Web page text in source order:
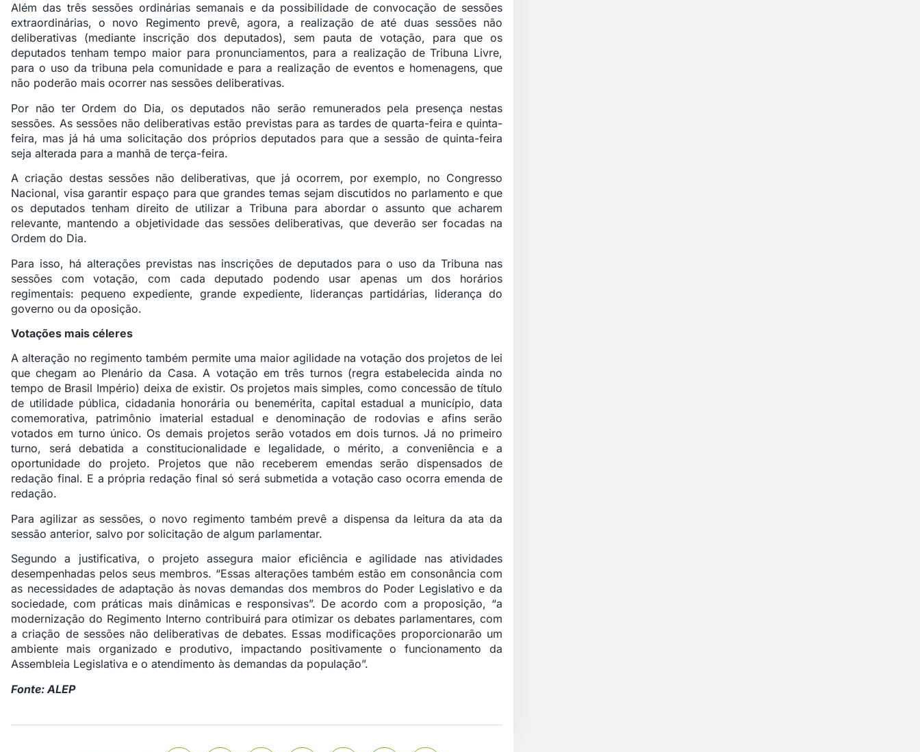
Além das três sessões ordinárias semanais e da possibilidade de convocação de sessões
extraordinárias, o novo Regimento prevê, agora, a realização de até duas sessões não
deliberativas (mediante inscrição dos deputados), sem pauta de votação, para que os
deputados tenham tempo maior para pronunciamentos, para a realização de Tribuna Livre,
para o uso da tribuna pela comunidade e para a realização de eventos e homenagens, que
não poderão mais ocorrer nas sessões deliberativas.
Por não ter Ordem do Dia, os deputados não serão remunerados pela presença nestas
sessões. As sessões não deliberativas estão previstas para as tardes de quarta-feira e quinta-
feira, mas já há uma solicitação dos próprios deputados para que a sessão de quinta-feira
seja alterada para a manhã de terça-feira.
A criação destas sessões não deliberativas, que já ocorrem, por exemplo, no Congresso
Nacional, visa garantir espaço para que grandes temas sejam discutidos no parlamento e que
os deputados tenham direito de utilizar a Tribuna para abordar o assunto que acharem
relevante, mantendo a objetividade das sessões deliberativas, que deverão ser focadas na
Ordem do Dia.
Para isso, há alterações previstas nas inscrições de deputados para o uso da Tribuna nas
sessões com votação, com cada deputado podendo usar apenas um dos horários
regimentais: pequeno expediente, grande expediente, lideranças partidárias, liderança do
governo ou da oposição.
Votações mais céleres
A alteração no regimento também permite uma maior agilidade na votação dos projetos de lei
que chegam ao Plenário da Casa. A votação em três turnos (regra estabelecida ainda no
tempo de Brasil Império) deixa de existir. Os projetos mais simples, como concessão de título
de utilidade pública, cidadania honorária ou benemérita, capital estadual a município, data
comemorativa, patrimônio imaterial estadual e denominação de rodovias e afins serão
votados em turno único. Os demais projetos serão votados em dois turnos. Já no primeiro
turno, será debatida a constitucionalidade e legalidade, o mérito, a conveniência e a
oportunidade do projeto. Projetos que não receberem emendas serão dispensados de
redação final. E a própria redação final só será submetida a votação caso ocorra emenda de
redação.
Para agilizar as sessões, o novo regimento também prevê a dispensa da leitura da ata da
sessão anterior, salvo por solicitação de algum parlamentar.
Segundo a justificativa, o projeto assegura maior eficiência e agilidade nas atividades
desempenhadas pelos seus membros. “Essas alterações também estão em consonância com
as necessidades de adaptação às novas demandas dos membros do Poder Legislativo e da
sociedade, com práticas mais dinâmicas e responsivas”. De acordo com a proposição, “a
modernização do Regimento Interno contribuirá para otimizar os debates parlamentares, com
a criação de sessões não deliberativas de debates. Essas modificações proporcionarão um
ambiente mais organizado e produtivo, impactando positivamente o funcionamento da
Assembleia Legislativa e o atendimento às demandas da população”.
Fonte: ALEP